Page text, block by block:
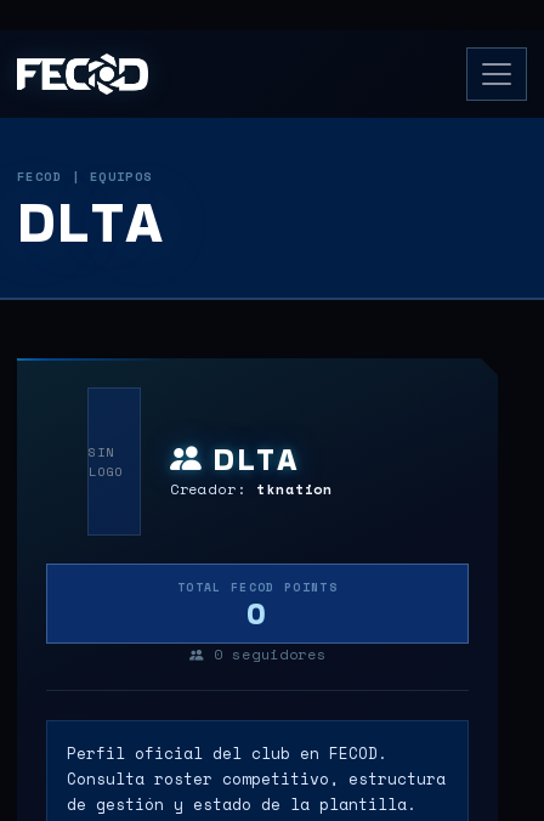
FECOD | EQUIPOS
DLTA
SIN
LOGO
DLTA
Creador: tknation
TOTAL FECOD POINTS
0
0 seguidores
Perfil oficial del club en FECOD.
Consulta roster competitivo, estructura
de gestión y estado de la plantilla.